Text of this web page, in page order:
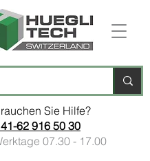
Sie Hilfe?
62 916 50 30
07.30 - 17.00